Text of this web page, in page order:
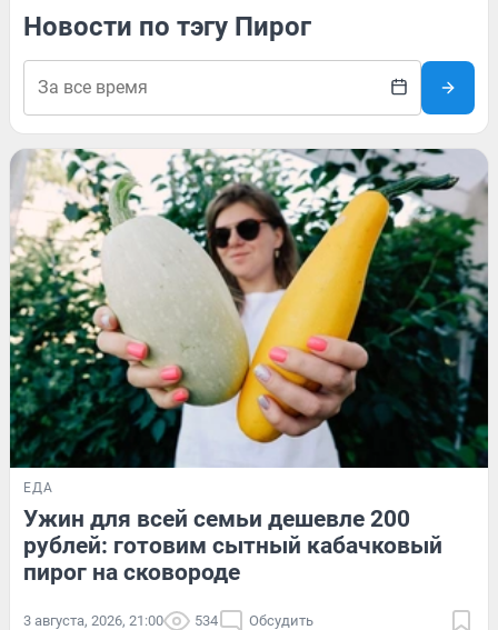
Новости по тэгу Пирог
ЕДА
Ужин для всей семьи дешевле 200
рублей: готовим сытный кабачковый
пирог на сковороде
3 августа, 2026, 21:00 534 Обсудить